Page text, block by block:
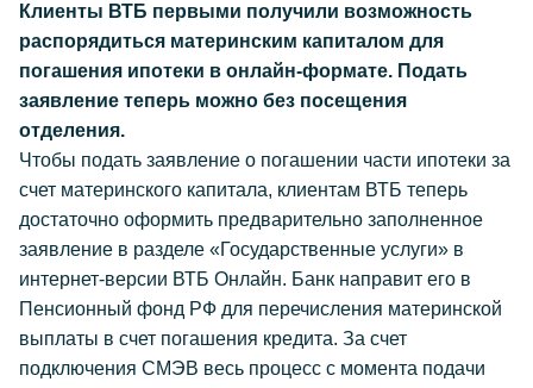
Клиенты ВТБ первыми получили возможность
распорядиться материнским капиталом для
погашения ипотеки в онлайн-формате. Подать
заявление теперь можно без посещения
отделения.
Чтобы подать заявление о погашении части ипотеки за
счет материнского капитала, клиентам ВТБ теперь
достаточно оформить предварительно заполненное
заявление в разделе «Государственные услуги» в
интернет-версии ВТБ Онлайн. Банк направит его в
Пенсионный фонд РФ для перечисления материнской
выплаты в счет погашения кредита. За счет
подключения СМЭВ весь процесс с момента подачи